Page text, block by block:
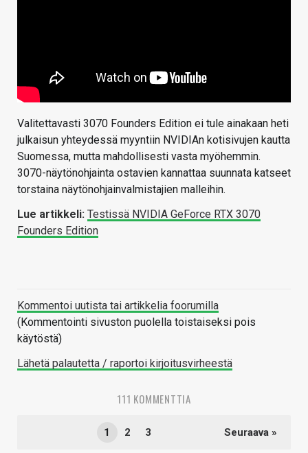
Valitettavasti 3070 Founders Edition ei tule ainakaan heti
julkaisun yhteydessä myyntiin NVIDIAn kotisivujen kautta
Suomessa, mutta mahdollisesti vasta myöhemmin.
3070-näytönohjainta ostavien kannattaa suunnata katseet
torstaina näytönohjainvalmistajien malleihin.
Lue artikkeli: Testissä NVIDIA GeForce RTX 3070
Founders Edition
Kommentoi uutista tai artikkelia foorumilla
(Kommentointi sivuston puolella toistaiseksi pois
käytöstä)
Lähetä palautetta / raportoi kirjoitusvirheestä
111 KOMMENTTIA
1 2 3 Seuraava »